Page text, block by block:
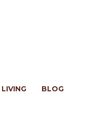
LIVING BLOG